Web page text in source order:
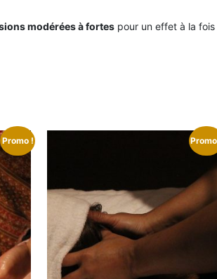
modérées à fortes pour un effet à la
Promo !